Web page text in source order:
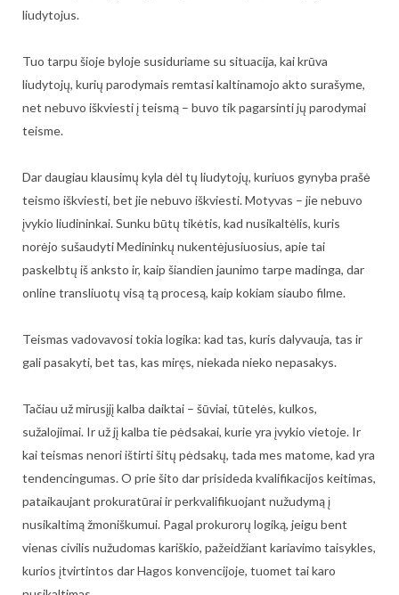
liudytojus.
Tuo tarpu šioje byloje susiduriame su situacija, kai krūva
liudytojų, kurių parodymais remtasi kaltinamojo akto surašyme,
net nebuvo iškviesti į teismą – buvo tik pagarsinti jų parodymai
teisme.
Dar daugiau klausimų kyla dėl tų liudytojų, kuriuos gynyba prašė
teismo iškviesti, bet jie nebuvo iškviesti. Motyvas – jie nebuvo
įvykio liudininkai. Sunku būtų tikėtis, kad nusikaltėlis, kuris
norėjo sušaudyti Medininkų nukentėjusiuosius, apie tai
paskelbtų iš anksto ir, kaip šiandien jaunimo tarpe madinga, dar
online transliuotų visą tą procesą, kaip kokiam siaubo filme.
Teismas vadovavosi tokia logika: kad tas, kuris dalyvauja, tas ir
gali pasakyti, bet tas, kas miręs, niekada nieko nepasakys.
Tačiau už mirusįjį kalba daiktai – šūviai, tūtelės, kulkos,
sužalojimai. Ir už jį kalba tie pėdsakai, kurie yra įvykio vietoje. Ir
kai teismas nenori ištirti šitų pėdsakų, tada mes matome, kad yra
tendencingumas. O prie šito dar prisideda kvalifikacijos keitimas,
pataikaujant prokuratūrai ir perkvalifikuojant nužudymą į
nusikaltimą žmoniškumui. Pagal prokurorų logiką, jeigu bent
vienas civilis nužudomas kariškio, pažeidžiant kariavimo taisykles,
kurios įtvirtintos dar Hagos konvencijoje, tuomet tai karo